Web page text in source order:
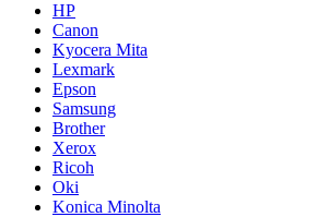
HP
Canon
Kyocera Mita
Lexmark
Epson
Samsung
Brother
Xerox
Ricoh
Oki
Konica Minolta